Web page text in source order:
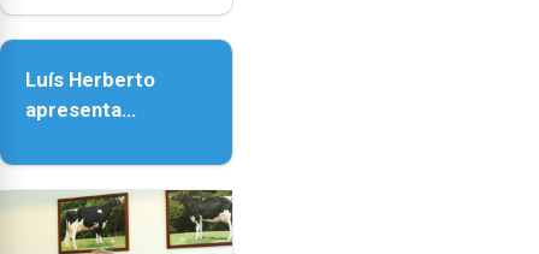
e
as
18h00.
Senhora da
Luís Herberto
apresenta
Paisagem’